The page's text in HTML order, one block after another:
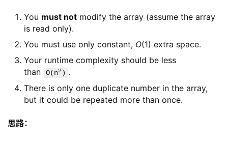
You must not modify the array (assume the array
is read only).
You must use only constant, O(1) extra space.
Your runtime complexity should be less
than
O(n2 ) .
There is only one duplicate number in the array,
but it could be repeated more than once.
思路：